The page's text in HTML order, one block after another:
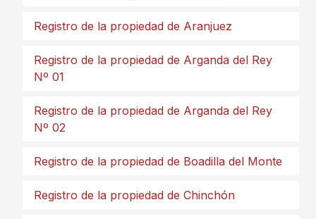
Registro de la propiedad de Aranjuez
Registro de la propiedad de Arganda del Rey
Nº 01
Registro de la propiedad de Arganda del Rey
Nº 02
Registro de la propiedad de Boadilla del Monte
Registro de la propiedad de Chinchón